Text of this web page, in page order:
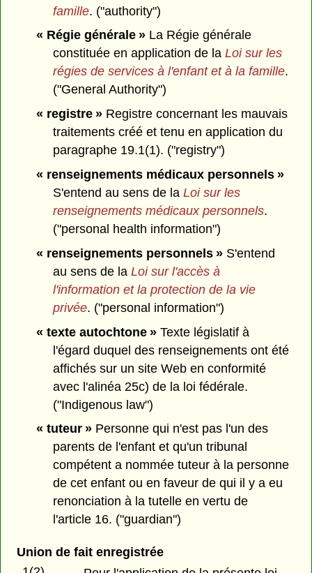
famille. ("authority")
« Régie générale »La Régie générale
constituée en application de laLoi sur les
régies de services à l'enfant et à la famille.
("General Authority")
« registre »Registre concernant les mauvais
traitements créé et tenu en application du
paragraphe 19.1(1). ("registry")
« renseignements médicaux personnels »
S'entend au sens de laLoi sur les
renseignements médicaux personnels.
("personal health information")
« renseignements personnels » S'entend
au sens de laLoi sur l'accès à
l'information et la protection de la vie
privée. ("personal information")
« texte autochtone » Texte législatif à
l'égard duquel des renseignements ont été
affichés sur un site Web en conformité
avec l'alinéa 25c) de la loi fédérale.
("Indigenous law")
« tuteur »Personne qui n'est pas l'un des
parents de l'enfant et qu'un tribunal
compétent a nommée tuteur à la personne
de cet enfant ou en faveur de qui il y a eu
renonciation à la tutelle en vertu de
l'article 16. ("guardian")
Union de fait enregistrée